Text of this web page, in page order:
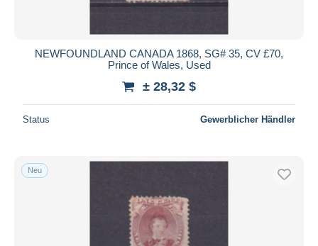
NEWFOUNDLAND CANADA 1868, SG# 35, CV £70,
Prince of Wales, Used
± 28,32 $
Status Gewerblicher Händler
Neu